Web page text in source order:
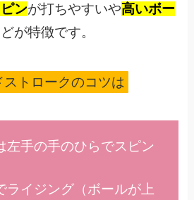
ンが打ちやすいや高いボー
が特徴です。
トロークのコツは
左手の手のひらでスピン
ライジング（ボールが上